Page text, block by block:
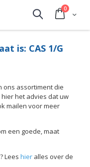
Cart
0
Search
is: CAS 1/G
ons assortiment die
het advies dat uw
mailen voor meer
een goede, maat
Lees hier alles over de